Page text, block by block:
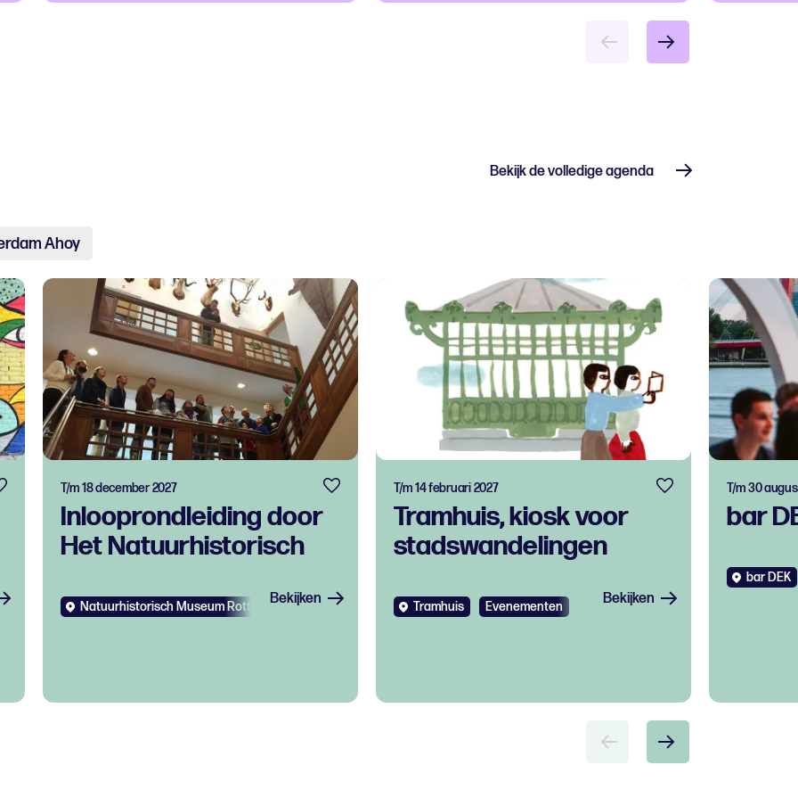
Ahoy
Bekijk de volledige agenda
Inlooprondleiding door
Het Natuurhistorisch
T/m 18 december 2027
Natuurhistorisch Museum Rotterdam Evenementen
Bekijken
Tramhuis, kiosk voor
stadswandelingen
T/m 14 februari 2027
Tramhuis Evenementen Bekijken
bar
T/m 30
bar DEK